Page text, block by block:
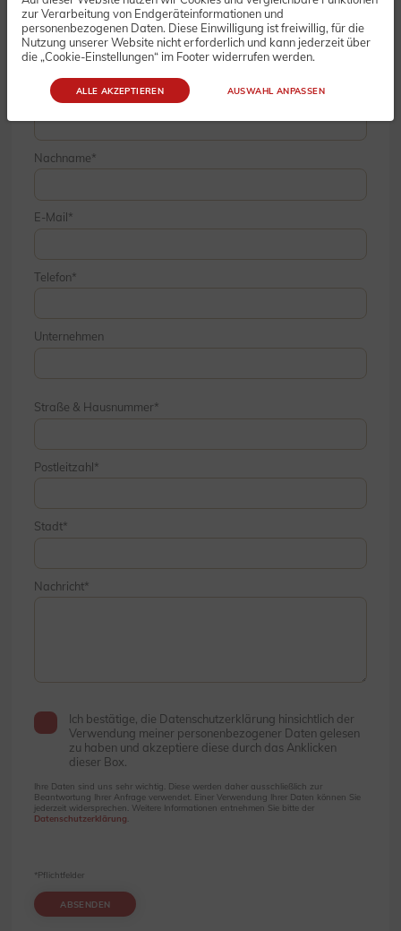
Bestellung
Vorname
Nachname
E-Mail
Telefon
Unternehmen
Straße & Hausnummer
Postleitzahl
Stadt
Nachricht
Ich bestätige, die Datenschutzerklärung hinsichtlich der
Verwendung meiner personenbezogener Daten gelesen
zu haben und akzeptiere diese durch das Anklicken
dieser Box.
Ihre Daten sind uns sehr wichtig. Diese werden daher ausschließlich zur
Beantwortung Ihrer Anfrage verwendet. Einer Verwendung Ihrer Daten können Sie
jederzeit widersprechen. Weitere Informationen entnehmen Sie bitte der
Datenschutzerklärung
ABSENDEN
*Pflichtfelder
zur Verarbeitung von Endgeräteinformationen und
personenbezogenen Daten. Diese Einwilligung ist freiwillig, für die
Nutzung unserer Website nicht erforderlich und kann jederzeit über
die „Cookie-Einstellungen“ im Footer widerrufen werden.
ALLE AKZEPTIEREN AUSWAHL ANPASSEN